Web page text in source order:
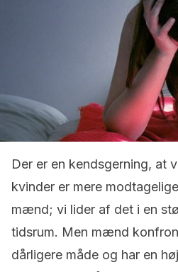
Der er en kendsgerning, at
kvinder er mere
mænd; vi lider af det i en
tidsrum. Men mænd
dårligere måde og har en